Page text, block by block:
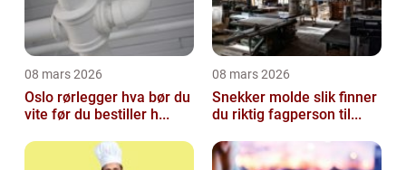
08 mars 2026
Oslo rørlegger hva bør du
vite før du bestiller h...
08 mars 2026
Snekker molde slik finner
du riktig fagperson til...